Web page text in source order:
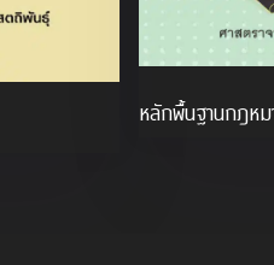
หลักพื้นฐานกฎห